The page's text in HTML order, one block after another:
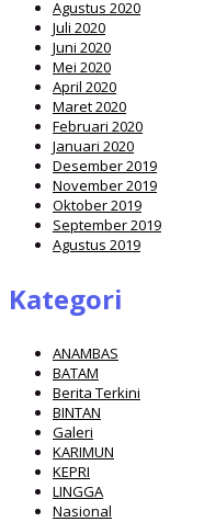
Agustus 2020
Juli 2020
Juni 2020
Mei 2020
April 2020
Maret 2020
Februari 2020
Januari 2020
Desember 2019
November 2019
Oktober 2019
September 2019
Agustus 2019
Kategori
ANAMBAS
BATAM
Berita Terkini
BINTAN
Galeri
KARIMUN
KEPRI
LINGGA
Nasional